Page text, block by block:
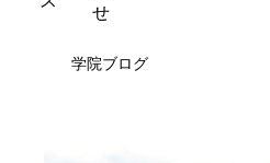
せ
学院ブログ